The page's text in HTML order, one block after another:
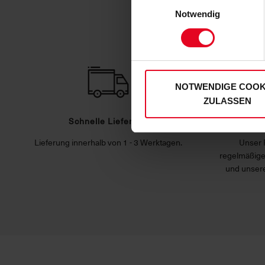
personenbezogenen Daten
Soweit Sie „Notwendige
Notwendig
NOTWENDIGE
ZULASSEN
Schnelle Lieferung
Lieferung innerhalb von 1 - 3 Werktagen.
Unser
und